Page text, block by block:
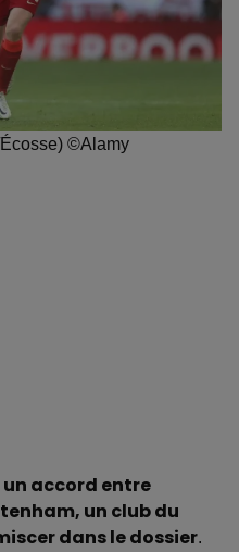
©Alamy
un accord entre
un club du
dans le dossier.